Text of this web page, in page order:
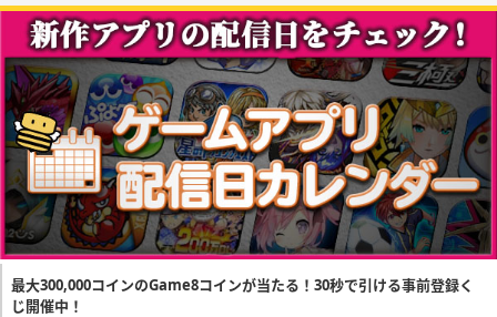
最大300,000コインのGame8コインが当たる！30秒で引ける事前登録く
じ開催中！